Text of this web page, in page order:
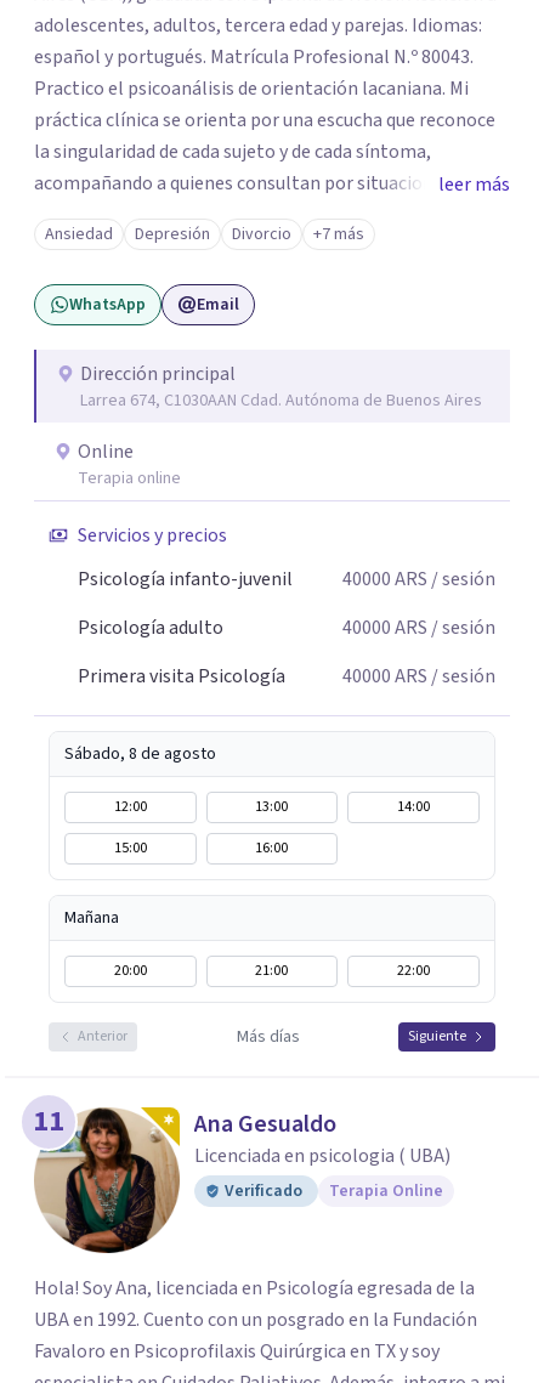
adolescentes, adultos, tercera edad y parejas. Idiomas:
español y portugués. Matrícula Profesional N.º 80043.
Practico el psicoanálisis de orientación lacaniana. Mi
práctica clínica se orienta por una escucha que reconoce
la singularidad de cada sujeto y de cada síntoma,
acompañando a quienes consultan por situaciones de
angustia, dificultades en los vínculos, inhibiciones,
duelos, crisis vitales, padecimientos subjetivos y otros
modos de malestar. La práctica analítica propone un
espacio de palabra donde cada sujeto pueda interrogar
construcción de una respuesta singular frente a su
malestar.
leer más
Ansiedad Depresión Divorcio +7 más
WhatsApp Email
Dirección principal
Larrea 674, C1030AAN Cdad. Autónoma de Buenos Aires
Online
Terapia online
Servicios y precios
Psicología infanto-juvenil
40000ARS / sesión
Psicología adulto
40000ARS / sesión
Primera visita Psicología
40000ARS / sesión
Sábado, 8 de agosto
12:00 13:00
14:00
15:00
16:00
Mañana
20:00 21:00 22:00
Anterior Más días Siguiente
11 Ana Gesualdo
Licenciada en psicologia ( UBA)
Verificado Terapia Online
Hola! Soy Ana, licenciada en Psicología egresada de la
UBA en 1992. Cuento con un posgrado en la Fundación
Favaloro en Psicoprofilaxis Quirúrgica en TX y soy